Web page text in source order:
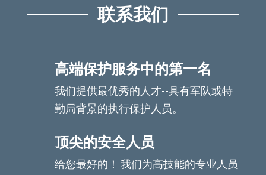
联系我们
高端保护服务中的第一名
我们提供最优秀的人才--具有军队或特
勤局背景的执行保护人员。
顶尖的安全人员
给您最好的！ 我们为高技能的专业人员